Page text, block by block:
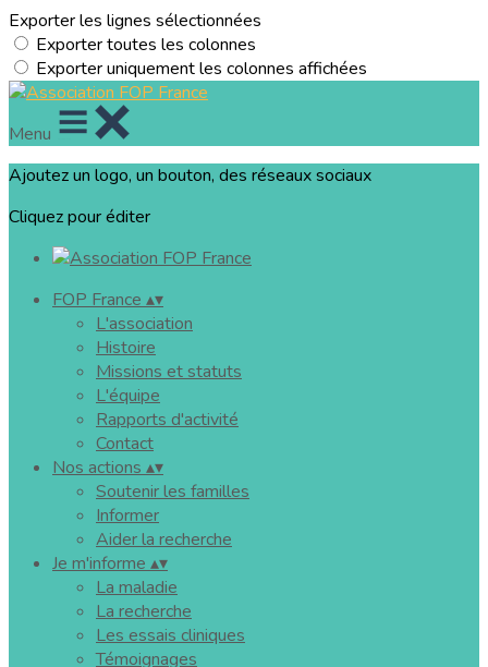
Exporter les lignes sélectionnées
Exporter toutes les colonnes
Exporter uniquement les colonnes affichées
Menu
Ajoutez un logo, un bouton, des réseaux sociaux
Cliquez pour éditer
FOP France ▴▾
L'association
Histoire
Missions et statuts
L'équipe
Rapports d'activité
Contact
Nos actions ▴▾
Soutenir les familles
Informer
Aider la recherche
Je m'informe ▴▾
La maladie
La recherche
Les essais cliniques
Témoignages